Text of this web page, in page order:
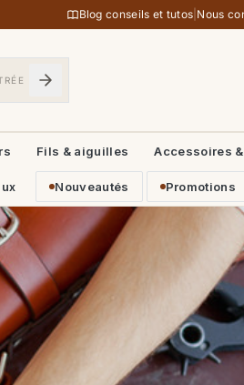
Blog conseils et tutos Nous
Fils & aiguilles Accessoires
Nouveautés Promotions